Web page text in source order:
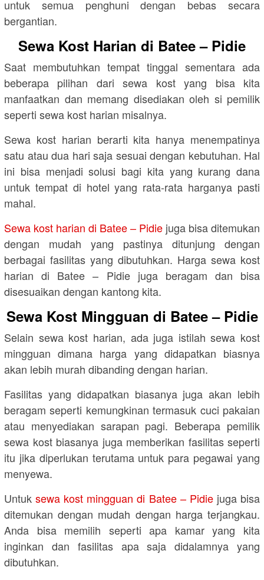
untuk semua penghuni dengan bebas secara
bergantian.
Sewa Kost Harian di Batee – Pidie
Saat membutuhkan tempat tinggal sementara ada
beberapa pilihan dari sewa kost yang bisa kita
manfaatkan dan memang disediakan oleh si pemilik
seperti sewa kost harian misalnya.
Sewa kost harian berarti kita hanya menempatinya
satu atau dua hari saja sesuai dengan kebutuhan. Hal
ini bisa menjadi solusi bagi kita yang kurang dana
untuk tempat di hotel yang rata-rata harganya pasti
mahal.
Sewa kost harian di Batee – Pidie juga bisa ditemukan
dengan mudah yang pastinya ditunjung dengan
berbagai fasilitas yang dibutuhkan. Harga sewa kost
harian di Batee – Pidie juga beragam dan bisa
disesuaikan dengan kantong kita.
Sewa Kost Mingguan di Batee – Pidie
Selain sewa kost harian, ada juga istilah sewa kost
mingguan dimana harga yang didapatkan biasnya
akan lebih murah dibanding dengan harian.
Fasilitas yang didapatkan biasanya juga akan lebih
beragam seperti kemungkinan termasuk cuci pakaian
atau menyediakan sarapan pagi. Beberapa pemilik
sewa kost biasanya juga memberikan fasilitas seperti
itu jika diperlukan terutama untuk para pegawai yang
menyewa.
Untuksewa kost mingguan di Batee – Pidiejuga bisa
ditemukan dengan mudah dengan harga terjangkau.
Anda bisa memilih seperti apa kamar yang kita
inginkan dan fasilitas apa saja didalamnya yang
dibutuhkan.